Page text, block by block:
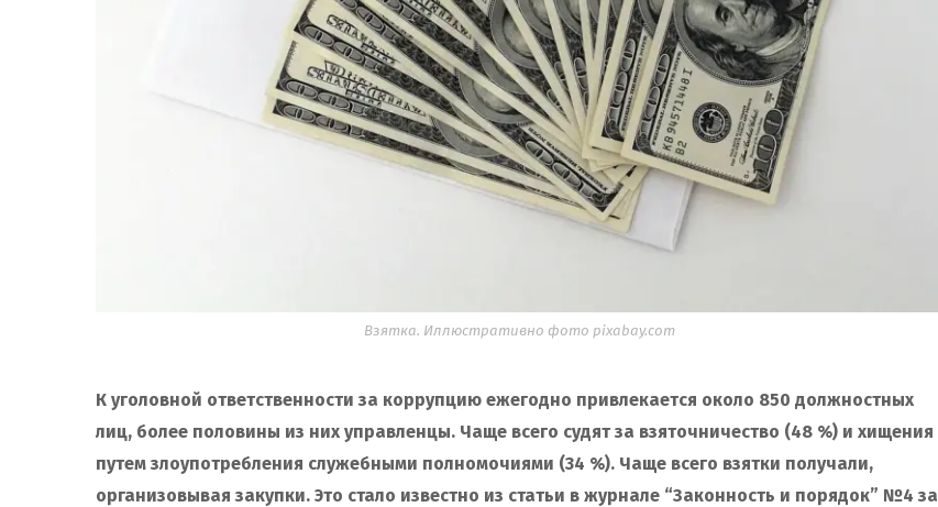
Взятка. Иллюстративно фото pixabay.com
К уголовной ответственности за коррупцию ежегодно привлекается около 850 должностных
лиц, более половины из них управленцы. Чаще всего судят за взяточничество (48 %) и хищения
путем злоупотребления служебными полномочиями (34 %). Чаще всего взятки получали,
организовывая закупки. Это стало известно из статьи в журнале “Законность и порядок” №4 за